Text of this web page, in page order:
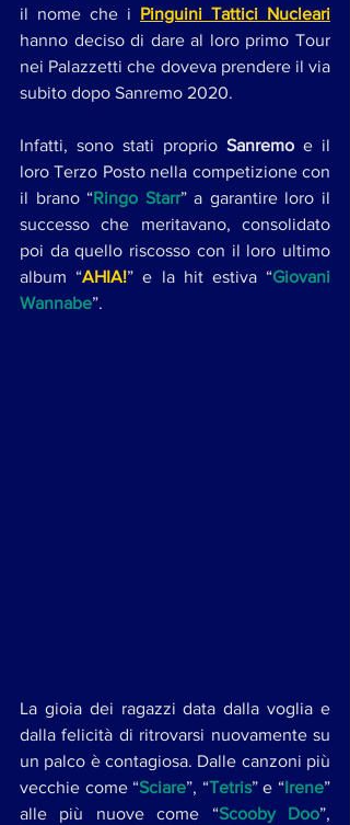
il nome che i Pinguini Tattici Nucleari
hanno deciso di dare al loro primo Tour
nei Palazzetti che doveva prendere il via
subito dopo Sanremo 2020.
Infatti, sono stati proprio Sanremo e il
loro Terzo Posto nella competizione con
il brano “Ringo Starr” a garantire loro il
successo che meritavano, consolidato
poi da quello riscosso con il loro ultimo
album “AHIA!” e la hit estiva “Giovani
Wannabe”.
La gioia dei ragazzi data dalla voglia e
dalla felicità di ritrovarsi nuovamente su
un palco è contagiosa. Dalle canzoni più
vecchie come “Sciare”, “Tetris” e “Irene”
alle più nuove come “Scooby Doo”,